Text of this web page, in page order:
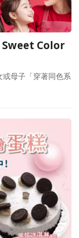
Sweet Color
母子「穿著同色系